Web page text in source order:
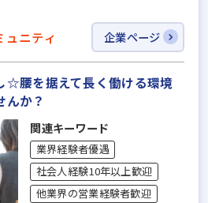
ュニティ 企業ページ
腰を据えて長く働ける環境
んか？
関連キーワード
業界経験者優遇
社会人経験10年以上歓迎
他業界の営業経験者歓迎